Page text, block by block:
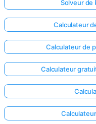
Solveur de
Calculateur
Calculateur de
Calculateur